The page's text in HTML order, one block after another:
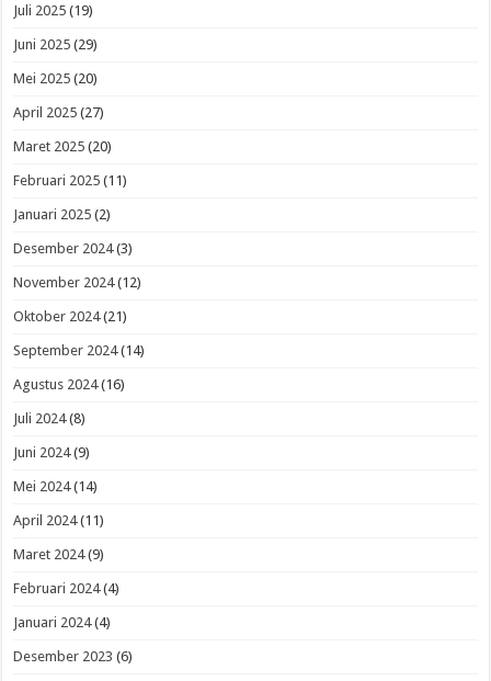
Juli 2025 (19)
Juni 2025 (29)
Mei 2025 (20)
April 2025 (27)
Maret 2025 (20)
Februari 2025 (11)
Januari 2025 (2)
Desember 2024(3)
November 2024(12)
Oktober 2024(21)
September 2024(14)
Agustus 2024(16)
Juli 2024(8)
Juni 2024(9)
Mei 2024(14)
April 2024(11)
Maret 2024(9)
Februari 2024(4)
Januari 2024(4)
Desember 2023 (6)